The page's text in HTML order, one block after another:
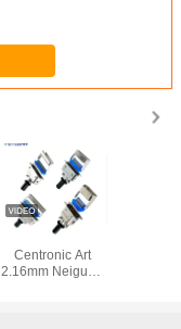
Mannes-/Female
Centronic Art
2.16mm Neigung